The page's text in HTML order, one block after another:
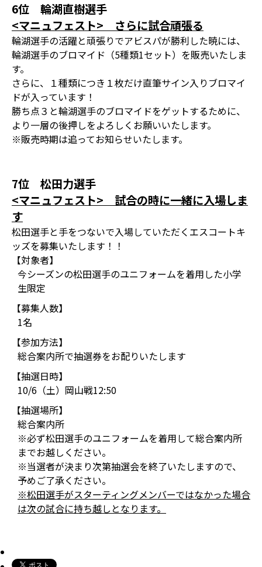
6位 輪湖直樹選手
<マニュフェスト> さらに試合頑張る
輪湖選手の活躍と頑張りでアビスパが勝利した暁には、
輪湖選手のブロマイド（5種類1セット）を販売いたしま
す。
さらに、１種類につき１枚だけ直筆サイン入りブロマイ
ドが入っています！
勝ち点３と輪湖選手のブロマイドをゲットするために、
より一層の後押しをよろしくお願いいたします。
※販売時期は追ってお知らせいたします。
7位 松田力選手
<マニュフェスト> 試合の時に一緒に入場しま
す
松田選手と手をつないで入場していただくエスコートキ
ッズを募集いたします！！
【対象者】
今シーズンの松田選手のユニフォームを着用した小学
生限定
【募集人数】
1名
【参加方法】
総合案内所で抽選券をお配りいたします
【抽選日時】
10/6（土）岡山戦12:50
【抽選場所】
総合案内所
※必ず松田選手のユニフォームを着用して総合案内所
までお越しください。
※当選者が決まり次第抽選会を終了いたしますので、
予めご了承ください。
※松田選手がスターティングメンバーではなかった場合
は次の試合に持ち越しとなります。